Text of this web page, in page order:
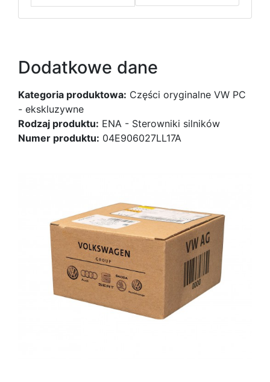
Dodatkowe dane
Kategoria produktowa: Części oryginalne VW PC
- ekskluzywne
Rodzaj produktu: ENA - Sterowniki silników
Numer produktu: 04E906027LL17A